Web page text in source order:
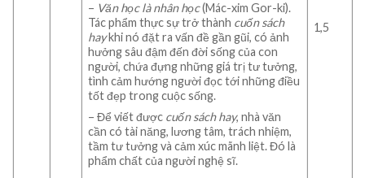
– Văn học là nhân học(Mác-xim Gor-ki).
Tác phẩm thực sự trở thành cuốn sách
haykhi nó đặt ra vấn đề gần gũi, có ảnh
hưởng sâu đậm đến đời sống của con
người, chứa đựng những giá trị tư tưởng,
tình cảm hướng người đọc tới những điều
tốt đẹp trong cuộc sống.
– Để viết được cuốn sách hay, nhà văn
cần có tài năng, lương tâm, trách nhiệm,
tầm tư tưởng và cảm xúc mãnh liệt. Đó là
phẩm chất của người nghệ sĩ.
1,5